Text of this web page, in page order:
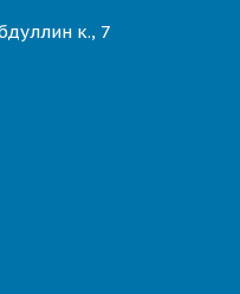
к., 7